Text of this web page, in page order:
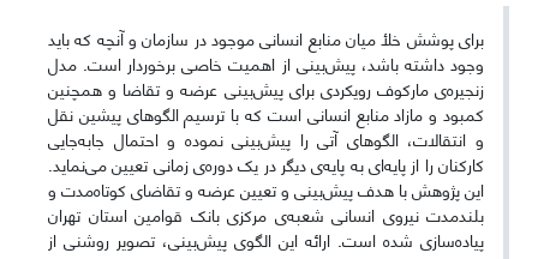
برای پوشش خلأ میان منابع انسانی موجود در سازمان و آنچه که باید
وجود داشته باشد، پیش‌بینی از اهمیت خاصی برخوردار است. مدل
زنجیره‌ی مارکوف رویکردی برای پیش‌بینی عرضه و تقاضا و همچنین
کمبود و مازاد منابع انسانی است که با ترسیم الگوهای پیشین نقل
و انتقالات، الگوهای آتی را پیش‌بینی نموده و احتمال جابه‌جایی
کارکنان را از پایه‌ای به پایه‌ی دیگر در یک دوره‌ی زمانی تعیین می‌نماید.
این پژوهش با هدف پیش‌بینی و تعیین عرضه و تقاضای کوتاه‌مدت و
بلندمدت نیروی انسانی شعبه‌ی مرکزی بانک قوامین استان تهران
پیاده‌سازی شده است. ارائه این الگوی پیش‌بینی، تصویر روشنی از